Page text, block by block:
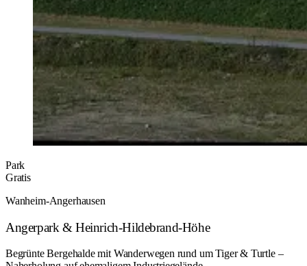
Park
Gratis
Wanheim-Angerhausen
Angerpark & Heinrich-Hildebrand-Höhe
Begrünte Bergehalde mit Wanderwegen rund um Tiger & Turtle –